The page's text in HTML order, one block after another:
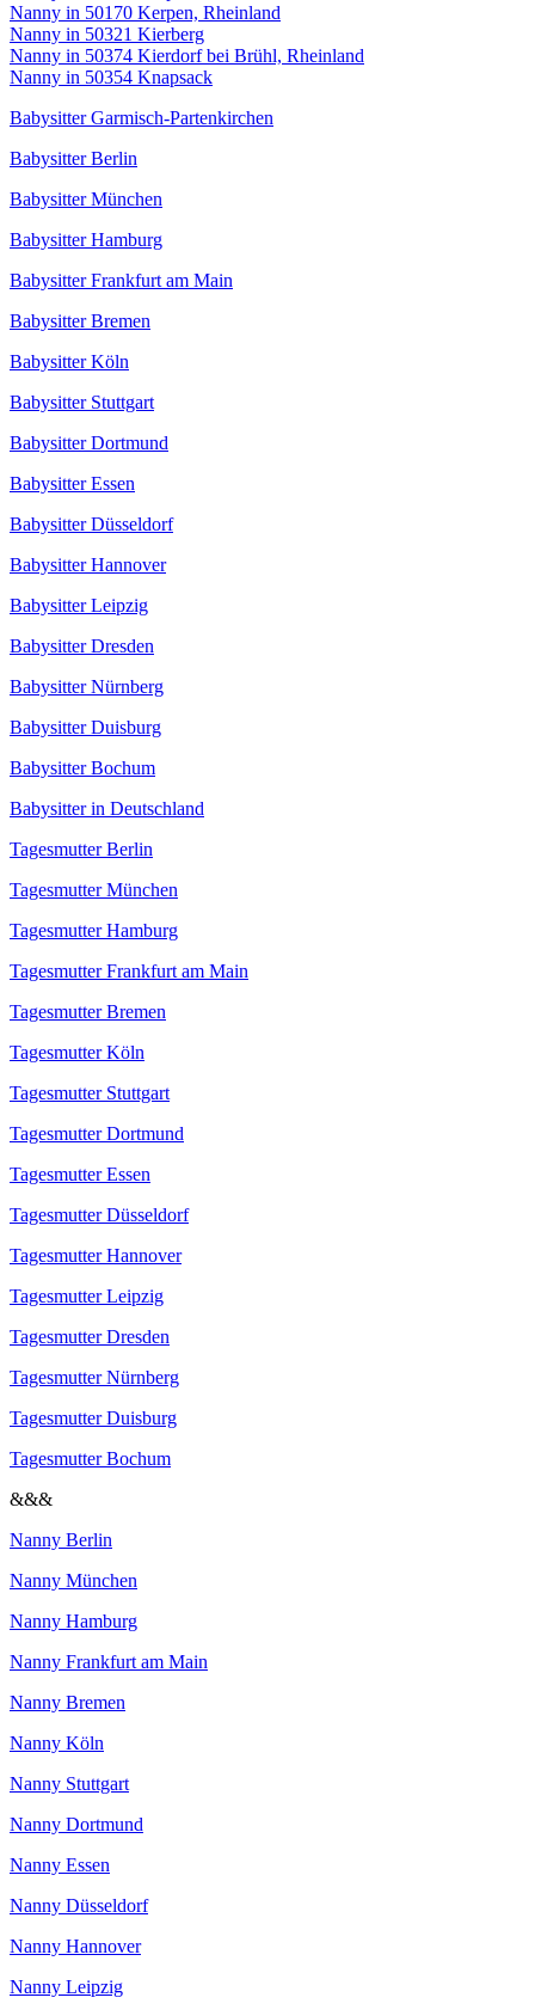
Nanny in 50170 Kerpen, Rheinland
Nanny in 50321 Kierberg
Nanny in 50374 Kierdorf bei Brühl, Rheinland
Nanny in 50354 Knapsack
Babysitter Garmisch-Partenkirchen
Babysitter Berlin
Babysitter München
Babysitter Hamburg
Babysitter Frankfurt am Main
Babysitter Bremen
Babysitter Köln
Babysitter Stuttgart
Babysitter Dortmund
Babysitter Essen
Babysitter Düsseldorf
Babysitter Hannover
Babysitter Leipzig
Babysitter Dresden
Babysitter Nürnberg
Babysitter Duisburg
Babysitter Bochum
Babysitter in Deutschland
Tagesmutter Berlin
Tagesmutter München
Tagesmutter Hamburg
Tagesmutter Frankfurt am Main
Tagesmutter Bremen
Tagesmutter Köln
Tagesmutter Stuttgart
Tagesmutter Dortmund
Tagesmutter Essen
Tagesmutter Düsseldorf
Tagesmutter Hannover
Tagesmutter Leipzig
Tagesmutter Dresden
Tagesmutter Nürnberg
Tagesmutter Duisburg
Tagesmutter Bochum
&&&
Nanny Berlin
Nanny München
Nanny Hamburg
Nanny Frankfurt am Main
Nanny Bremen
Nanny Köln
Nanny Stuttgart
Nanny Dortmund
Nanny Essen
Nanny Düsseldorf
Nanny Hannover
Nanny Leipzig